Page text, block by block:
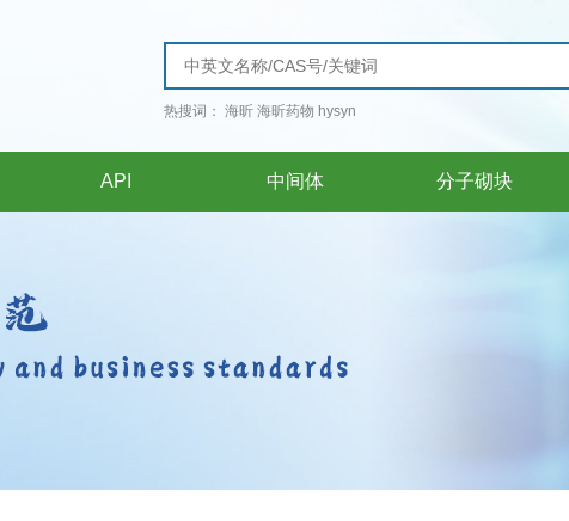
热搜词： 海昕 海昕药物 hysyn
API
中间体
中间体 分子砌块